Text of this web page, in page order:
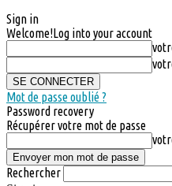
Sign in
Welcome!Log into your account
Mot de passe oublié ?
Password recovery
Récupérer votre mot de passe
Rechercher